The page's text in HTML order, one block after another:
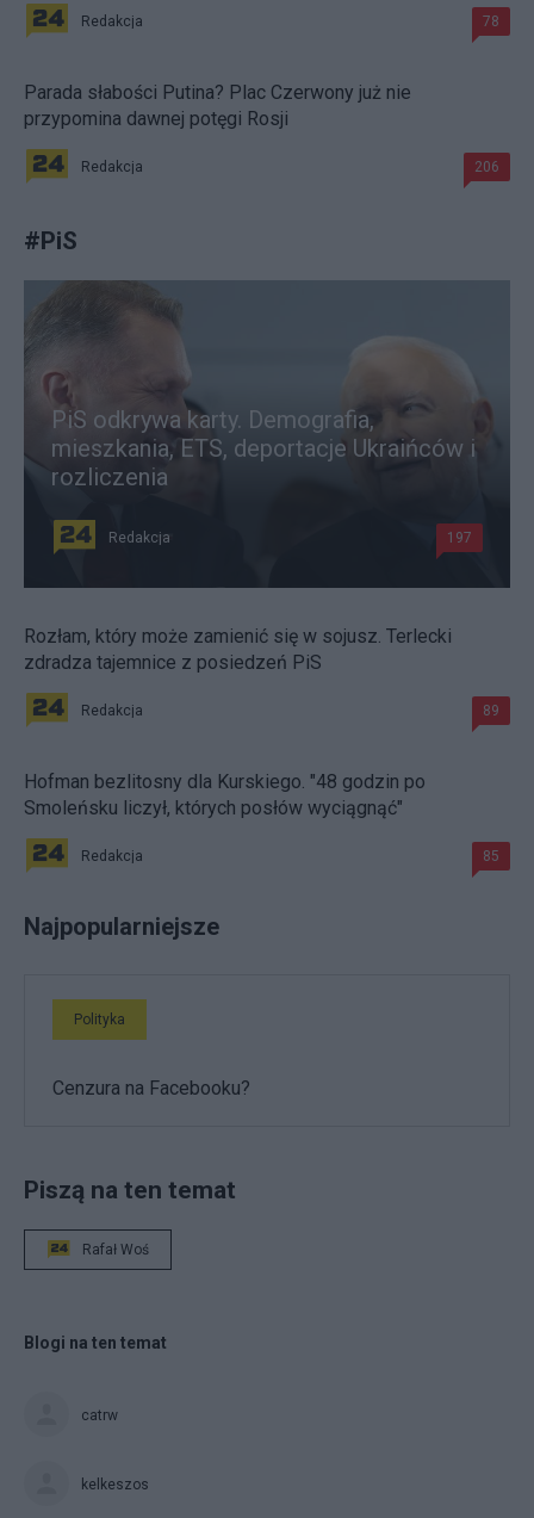
Redakcja 78
Parada słabości Putina? Plac Czerwony już nie
przypomina dawnej potęgi Rosji
Redakcja 206
#PiS
PiS odkrywa karty. Demografia,
mieszkania, ETS, deportacje Ukraińców i
rozliczenia
Redakcja 197
Rozłam, który może zamienić się w sojusz. Terlecki
zdradza tajemnice z posiedzeń PiS
Redakcja 89
Hofman bezlitosny dla Kurskiego. "48 godzin po
Smoleńsku liczył, których posłów wyciągnąć"
Redakcja 85
Najpopularniejsze
Polityka
Cenzura na Facebooku?
Piszą na ten temat
Rafał Woś
Blogi na ten temat
catrw
kelkeszos